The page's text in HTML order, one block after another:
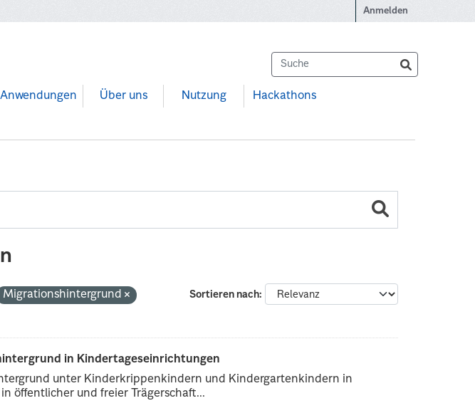
Anmelden
Anwendungen Über uns Nutzung Hackathons
Sortieren nach
Migrationshintergrund
in Kindertageseinrichtungen
unter Kinderkrippenkindern und Kindergartenkindern in
öffentlicher und freier Trägerschaft...